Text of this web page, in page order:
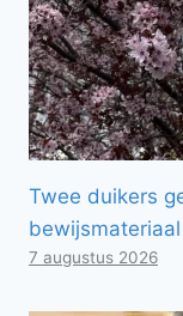
Twee duikers
7 augustus 2026